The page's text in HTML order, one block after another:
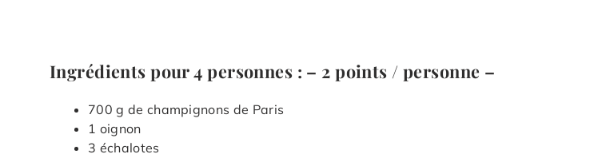
Ingrédients pour 4 personnes : – 2 points / personne –
700 g de champignons de Paris
1 oignon
3 échalotes